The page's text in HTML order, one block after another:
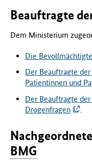
Beauftragte
Dem Ministerium
Die
Der Beauftragte
Patientinnen und
Der Beauftragte
Drogenfragen
.
BMG